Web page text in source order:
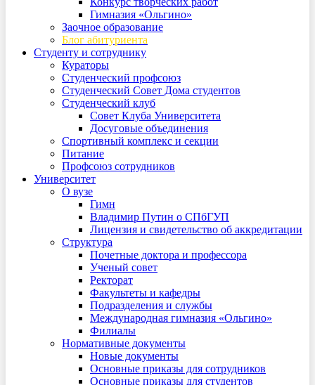
Гимназия «Ольгино»
Заочное образование
Блог абитуриента
Студенту и сотруднику
Кураторы
Студенческий профсоюз
Студенческий Совет Дома студентов
Студенческий клуб
Совет Клуба Университета
Досуговые объединения
Спортивный комплекс и секции
Питание
Профсоюз сотрудников
Университет
О вузе
Гимн
Владимир Путин о СПбГУП
Лицензия и свидетельство об аккредитации
Структура
Почетные доктора и профессора
Ученый совет
Ректорат
Факультеты и кафедры
Подразделения и службы
Международная гимназия «Ольгино»
Филиалы
Нормативные документы
Новые документы
Основные приказы для сотрудников
Основные приказы для студентов